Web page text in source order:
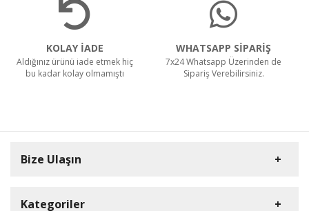
KOLAY İADE
Aldığınız ürünü iade etmek hiç
bu kadar kolay olmamıştı
WHATSAPP SİPARİŞ
7x24 Whatsapp Üzerinden de
Sipariş Verebilirsiniz.
Bize Ulaşın
Kategoriler